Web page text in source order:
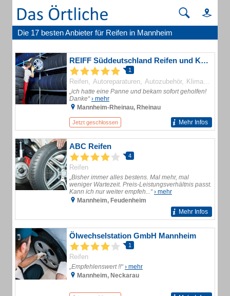
Die 17 besten Anbieter für Reifen in Mannheim
REIFF Süddeutschland Reifen und KFZ-Technik GmbH
1
Reifen Autoreparaturen Autozubehör Klimaanlagen
„ich hatte eine Panne und bekam sofort geholfen!
Danke“› mehr
Mannheim-Rheinau, Rheinau
Jetzt geschlossen Mehr Infos
ABC Reifen
4
Reifen
„Bisher immer alles bestens. Mal mehr, mal
weniger Wartezeit. Preis-Leistungsverhältnis passt.
Kann ich nur weiter empfeh...“› mehr
Mannheim, Feudenheim
Mehr Infos
Ölwechselstation GmbH Mannheim
1
Reifen
„Empfehlenswert !!“› mehr
Mannheim, Neckarau